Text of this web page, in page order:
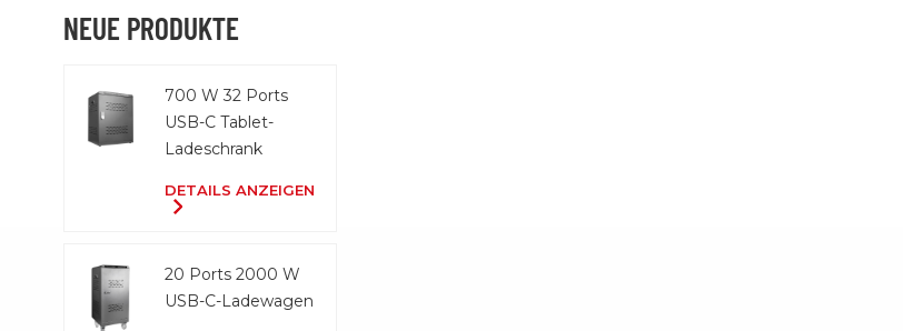
NEUE PRODUKTE
700 W 32 Ports
USB-C Tablet-
Ladeschrank
DETAILS ANZEIGEN
20 Ports 2000 W
USB-C-Ladewagen